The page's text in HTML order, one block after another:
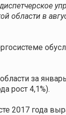
области в
за
рост 4,1%).
2017 года